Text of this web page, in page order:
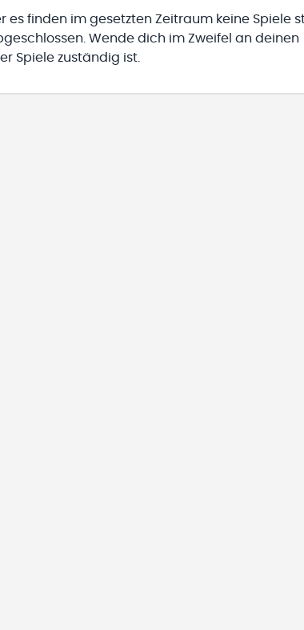
es finden im gesetzten Zeitraum keine Spiele
Wende dich im Zweifel an deinen
Spiele zuständig ist.